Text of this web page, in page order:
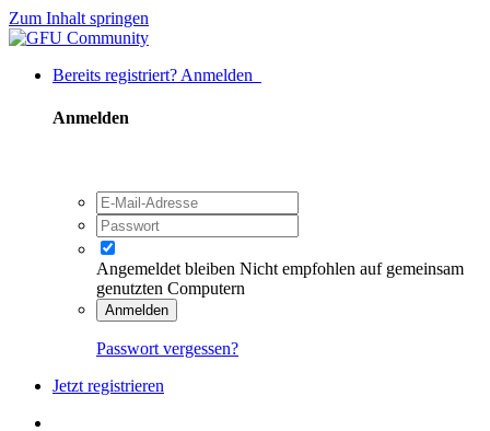
Zum Inhalt springen
Bereits registriert? Anmelden
Anmelden
Angemeldet bleiben Nicht empfohlen auf gemeinsam
genutzten Computern
Anmelden
Passwort vergessen?
Jetzt registrieren